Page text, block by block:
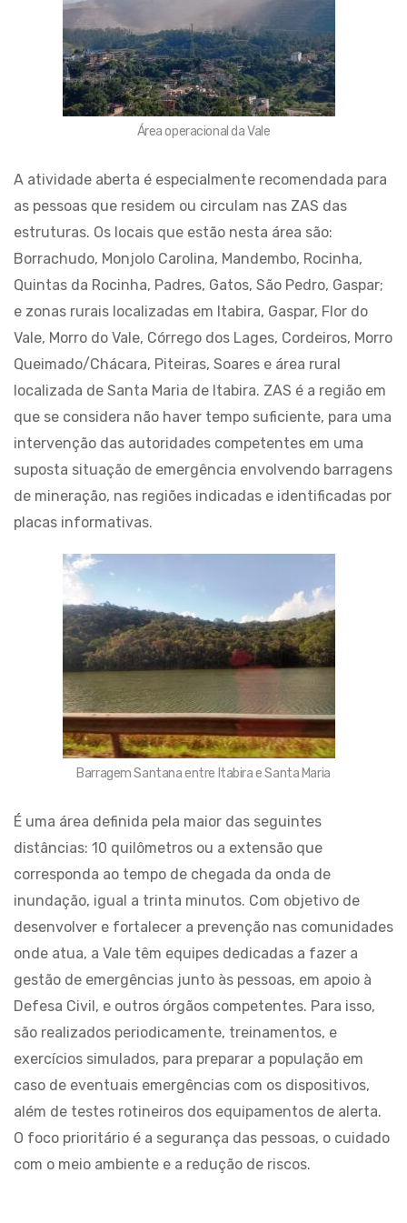
Área operacional da Vale
A atividade aberta é especialmente recomendada para
as pessoas que residem ou circulam nas ZAS das
estruturas. Os locais que estão nesta área são:
Borrachudo, Monjolo Carolina, Mandembo, Rocinha,
Quintas da Rocinha, Padres, Gatos, São Pedro, Gaspar;
e zonas rurais localizadas em Itabira, Gaspar, Flor do
Vale, Morro do Vale, Córrego dos Lages, Cordeiros, Morro
Queimado/Chácara, Piteiras, Soares e área rural
localizada de Santa Maria de Itabira. ZAS é a região em
que se considera não haver tempo suficiente, para uma
intervenção das autoridades competentes em uma
suposta situação de emergência envolvendo barragens
de mineração, nas regiões indicadas e identificadas por
placas informativas.
Barragem Santana entre Itabira e Santa Maria
É uma área definida pela maior das seguintes
distâncias: 10 quilômetros ou a extensão que
corresponda ao tempo de chegada da onda de
inundação, igual a trinta minutos. Com objetivo de
desenvolver e fortalecer a prevenção nas comunidades
onde atua, a Vale têm equipes dedicadas a fazer a
gestão de emergências junto às pessoas, em apoio à
Defesa Civil, e outros órgãos competentes. Para isso,
são realizados periodicamente, treinamentos, e
exercícios simulados, para preparar a população em
caso de eventuais emergências com os dispositivos,
além de testes rotineiros dos equipamentos de alerta.
O foco prioritário é a segurança das pessoas, o cuidado
com o meio ambiente e a redução de riscos.